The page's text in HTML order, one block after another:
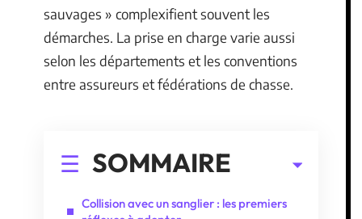
sauvages » complexifient souvent les
démarches. La prise en charge varie aussi
selon les départements et les conventions
entre assureurs et fédérations de chasse.
SOMMAIRE
Collision avec un sanglier : les premiers